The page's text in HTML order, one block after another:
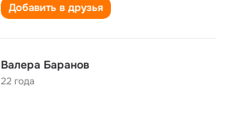
Добавить в друзья
Валера Баранов
22 года